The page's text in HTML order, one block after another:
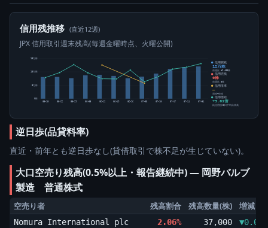
信用残推移 (直近12週)
JPX 信用取引週末残高(毎週金曜時点、火曜公開)
0株
5万株
10万株
15万株
05-15 05-22 05-29 06-05 06-12 06-19 06-26 07-03 07-10 07-17 07-24 07-31
信用買残
12万株
前週比 +2,400株
信用売残
0株
前週比 0株
信用倍率
―
買残÷売残
信用需給
+3.61倍
純信用残÷5日平均出来高
逆日歩(品貸料率)
直近・前年とも逆日歩なし(貸借取引で株不足が生じていない)。
大口空売り残高(0.5%以上・報告継続中) ― 岡野バルブ
製造 普通株式
空売り者 残高割合 残高数量(株) 増減
Nomura International plc 2.06% 37,000